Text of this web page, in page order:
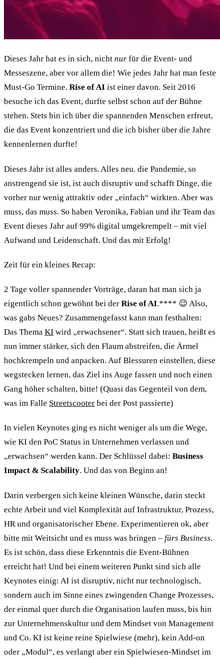
Dieses Jahr hat es in sich, nicht nur für die Event- und
Messeszene, aber vor allem die! Wie jedes Jahr hat man feste
Must-Go Termine. Rise of AI ist einer davon. Seit 2016
besuche ich das Event, durfte selbst schon auf der Bühne
stehen. Stets bin ich über die spannenden Menschen erfreut,
die das Event konzentriert und die ich bisher über die Jahre
kennenlernen durfte!
Dieses Jahr ist alles anders. Alles neu. die Pandemie, so
anstrengend sie ist, ist auch disruptiv und schafft Dinge, die
vorher nur wenig attraktiv oder „einfach“ wirkten. Aber was
muss, das muss. So haben Veronika, Fabian und ihr Team das
Event dieses Jahr auf 99% digital umgekrempelt – mit viel
Aufwand und Leidenschaft. Und das mit Erfolg!
Zeit für ein kleines Recap:
2 Tage voller spannender Vorträge, daran hat man sich ja
eigentlich schon gewöhnt bei der Rise of AI.**** 😉 Also,
was gabs Neues? Zusammengefasst kann man festhalten:
Das Thema KI wird „erwachsener“. Statt sich trauen, heißt es
nun immer stärker, sich den Flaum abstreifen, die Ärmel
hochkrempeln und anpacken. Auf Blessuren einstellen, diese
wegstecken lernen, das Ziel ins Auge fassen und noch einen
Gang höher schalten, bitte! (Quasi das Gegenteil von dem,
was im Falle Streetscooter bei der Post passierte)
In vielen Keynotes ging es nicht weniger als um die Wege,
wie KI den PoC Status in Unternehmen verlassen und
„erwachsen“ werden kann. Der Schlüssel dabei: Business
Impact & Scalability. Und das von Beginn an!
Darin verbergen sich keine kleinen Wünsche, darin steckt
echte Arbeit und viel Komplexität auf Infrastruktur, Prozess,
HR und organisatorischer Ebene. Experimentieren ok, aber
bitte mit Weitsicht und es muss was bringen – fürs Business.
Es ist schön, dass diese Erkenntnis die Event-Bühnen
erreicht hat! Und bei einem weiteren Punkt sind sich alle
Keynotes einig: AI ist disruptiv, nicht nur technologisch,
sondern auch im Sinne eines zwingenden Change Prozesses,
der einmal quer durch die Organisation laufen muss, bis hin
zur Unternehmenskultur und dem Mindset von Management
und Co. KI ist keine reine Spielwiese (mehr), kein Add-on
oder „Modul“, es verlangt aber ein Spielwiesen-Mindset im